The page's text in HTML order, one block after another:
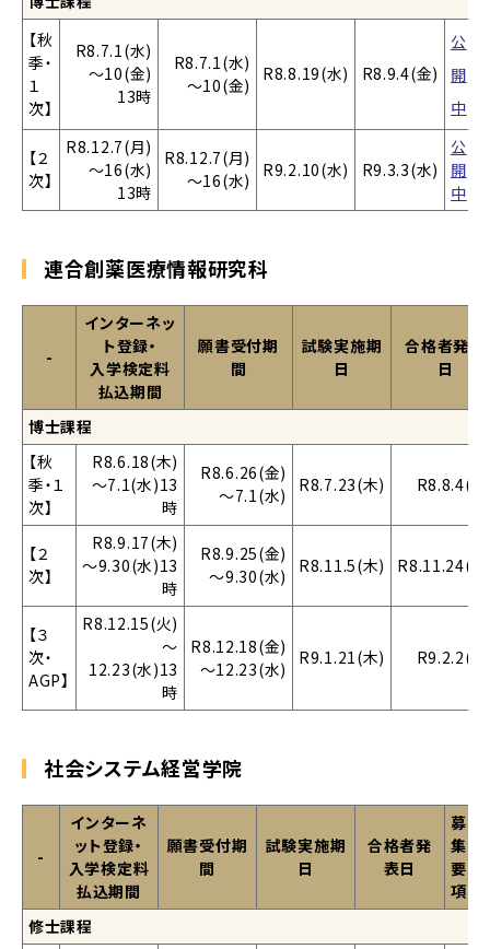
【秋
季・
１
次】
R8.7.1(水)
～10(金)
13時
R8.7.1(水)
～10(金)
R8.8.19(水) R8.9.4(金)
公
開
中
【２
次】
R8.12.7(月)
～16(水)
13時
R8.12.7(月)
～16(水)
R9.2.10(水) R9.3.3(水)
公
開
中
連合創薬医療情報研究科
-
インターネッ
ト登録・
入学検定料
払込期間
願書受付期
間
試験実施期
日
合格者発表
日
博士課程
【秋
季・１
次】
R8.6.18(木)
～7.1(水)13
時
R8.6.26(金)
～7.1(水)
R8.7.23(木) R8.8.4(
【２
次】
R8.9.17(木)
～9.30(水)13
時
R8.9.25(金)
～9.30(水)
R8.11.5(木) R8.11.24(
【３
次・
AGP】
R8.12.15(火)
～
12.23(水)13
時
R8.12.18(金)
～12.23(水)
R9.1.21(木) R9.2.2(
社会システム経営学院
-
インターネ
ット登録・
入学検定料
払込期間
願書受付期
間
試験実施期
日
合格者発
表日
募
集
要
項
修士課程